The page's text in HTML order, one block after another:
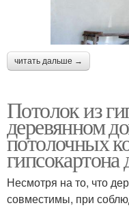
читать дальше →
Потолок из
деревянном
потолочных
гипсокартона
Несмотря на то, что
совместимы, при